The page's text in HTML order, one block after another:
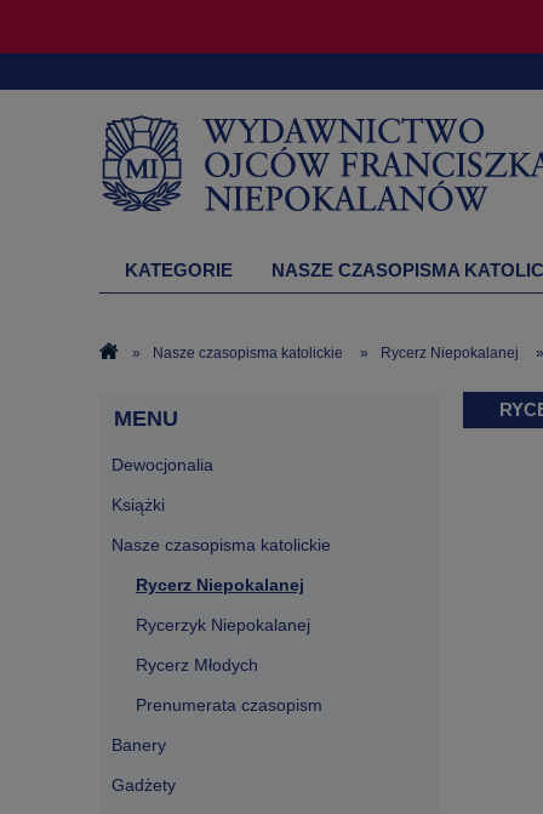
KATEGORIE NASZE CZASOPISMA
» Nasze czasopisma katolickie » Rycerz Niepokalanej
MENU
Dewocjonalia
Książki
Nasze czasopisma katolickie
Rycerz Niepokalanej
Rycerzyk Niepokalanej
Rycerz Młodych
Prenumerata czasopism
Banery
Gadżety